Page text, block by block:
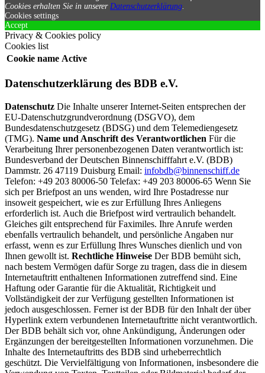
Cookies erhalten Sie in unserer Datenschutzerklärung.
Cookies settings
Accept
Privacy & Cookies policy
Cookies list
Cookie name Active
Datenschutzerklärung des BDB e.V.
Datenschutz Die Inhalte unserer Internet-Seiten entsprechen der
EU-Datenschutzgrundverordnung (DSGVO), dem
Bundesdatenschutzgesetz (BDSG) und dem Telemediengesetz
(TMG). Name und Anschrift des Verantwortlichen Für die
Verarbeitung Ihrer personenbezogenen Daten verantwortlich ist:
Bundesverband der Deutschen Binnenschifffahrt e.V. (BDB)
Dammstr. 26 47119 Duisburg Email: infobdb@binnenschiff.de
Telefon: +49 203 80006-50 Telefax: +49 203 80006-65 Wenn Sie
sich per Briefpost an uns wenden, wird Ihre Postadresse nur
insoweit gespeichert, wie es zur Erfüllung Ihres Anliegens
erforderlich ist. Auch die Briefpost wird vertraulich behandelt.
Gleiches gilt entsprechend für Faximiles. Ihre Anrufe werden
ebenfalls vertraulich behandelt, und persönliche Angaben nur
erfasst, wenn es zur Erfüllung Ihres Wunsches dienlich und von
Ihnen gewollt ist. Rechtliche Hinweise Der BDB bemüht sich,
nach bestem Vermögen dafür Sorge zu tragen, dass die in diesem
Internetauftritt enthaltenen Informationen zutreffend sind. Eine
Haftung oder Garantie für die Aktualität, Richtigkeit und
Vollständigkeit der zur Verfügung gestellten Informationen ist
jedoch ausgeschlossen. Ferner ist der BDB für den Inhalt der über
Hyperlink extern verbundenen Internetauftritte nicht verantwortlich.
Der BDB behält sich vor, ohne Ankündigung, Änderungen oder
Ergänzungen der bereitgestellten Informationen vorzunehmen. Die
Inhalte des Internetauftritts des BDB sind urheberrechtlich
geschützt. Die Vervielfältigung von Informationen, insbesondere die